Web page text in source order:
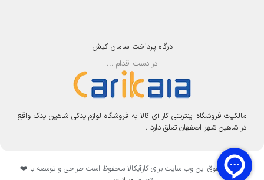
درگاه پرداخت سامان کیش
در دست اقدام ...
مالکیت فروشگاه اینترنتی کار آی کالا به فروشگاه لوازم یدکی شاهین یدک واقع
در شاهین شهر اصفهان تعلق دارد .
تمامی حقوق این وب سایت برای کارآیکالا محفوظ است طراحی و توسعه با ❤️